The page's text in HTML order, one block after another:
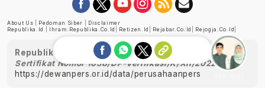
About Us Pedoman Siber
Disclaimer
Republika.id
Ihram.republika.co.id Retizen.id Rejabar.co.id Rejogja.co.id
Republika telah diverifikasi oleh Dewan Pers
Sertifikat Nomor 1058/DP-Verifikasi/K/XII/2022
https://dewanpers.or.id/data/perusahaanpers